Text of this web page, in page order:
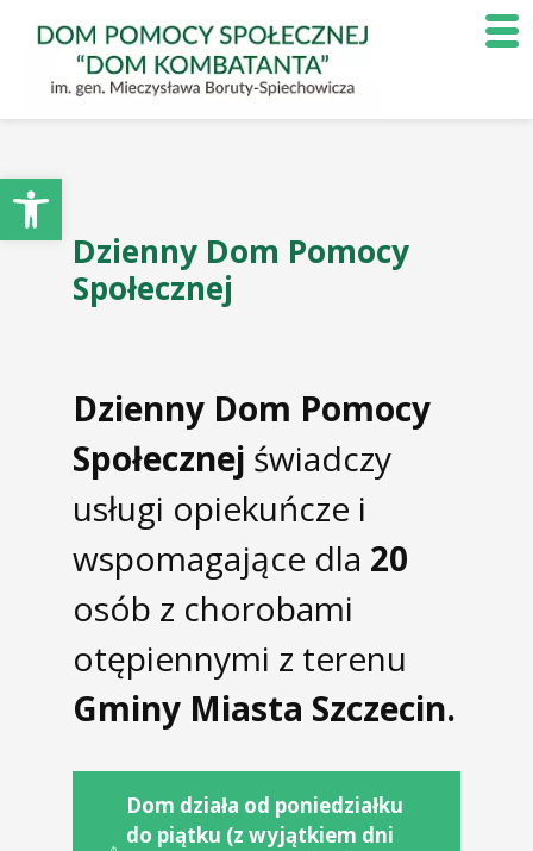
Otwórz pasek narzędzi
Dzienny Dom Pomocy
Społecznej
Dzienny Dom Pomocy
Społecznej świadczy
usługi opiekuńcze i
wspomagające dla 20
osób z chorobami
otępiennymi z terenu
Gminy Miasta Szczecin.
Dom działa od poniedziałku
do piątku (z wyjątkiem dni